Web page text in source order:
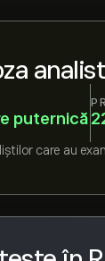
puternică
care au